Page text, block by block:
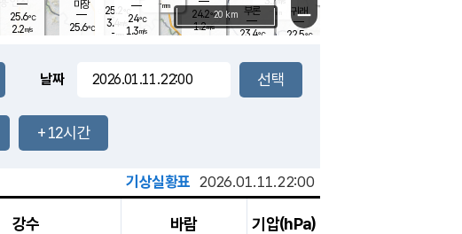
mm
부론
23.4℃
9.0mm
25.6℃
2.2m/s
24.2℃
1.2m/s
장호원
-mm
마장
25.6℃
25.2
3.4
- mm
귀래
22.5℃
24℃
1.3m/s
−
20 km
날짜
+12시간
기상실황표 2026.01.11.22:00
강수 바람 기압(hPa)